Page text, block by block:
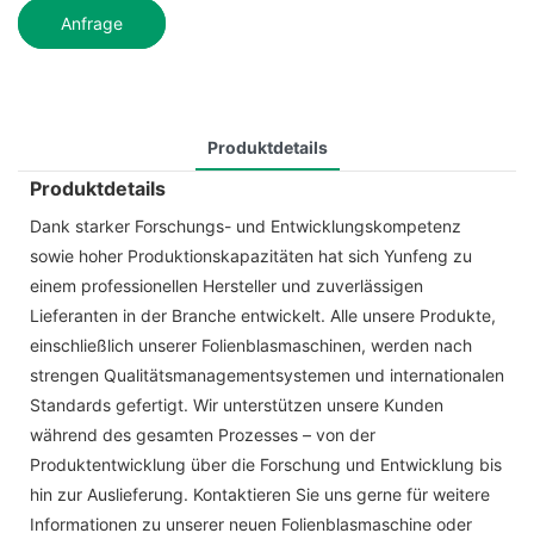
Anfrage
Produktdetails
Produktdetails
Dank starker Forschungs- und Entwicklungskompetenz
sowie hoher Produktionskapazitäten hat sich Yunfeng zu
einem professionellen Hersteller und zuverlässigen
Lieferanten in der Branche entwickelt. Alle unsere Produkte,
einschließlich unserer Folienblasmaschinen, werden nach
strengen Qualitätsmanagementsystemen und internationalen
Standards gefertigt. Wir unterstützen unsere Kunden
während des gesamten Prozesses – von der
Produktentwicklung über die Forschung und Entwicklung bis
hin zur Auslieferung. Kontaktieren Sie uns gerne für weitere
Informationen zu unserer neuen Folienblasmaschine oder